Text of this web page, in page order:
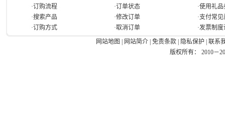
·订购流程
·搜索产品
·订购方式
·订单状态
·修改订单
·取消订单
·使用礼品
·支付常
·发票制
网站地图
网站简介 免责条款 隐私保护
联系
版权所有： 2010－